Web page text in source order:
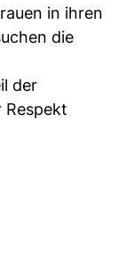
in ihren
die
der
Respekt